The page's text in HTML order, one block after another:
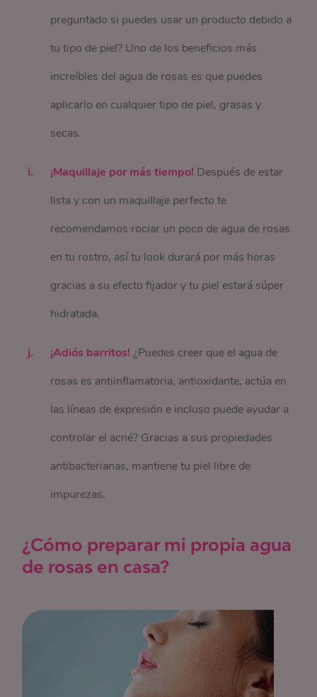
preguntado si puedes usar un producto debido a
tu tipo de piel? Uno de los beneficios más
increíbles del agua de rosas es que puedes
aplicarlo en cualquier tipo de piel, grasas y
secas.
¡Maquillaje por más tiempo! Después de estar
lista y con un maquillaje perfecto te
recomendamos rociar un poco de agua de rosas
en tu rostro, así tu look durará por más horas
gracias a su efecto fijador y tu piel estará súper
hidratada.
¡Adiós barritos!¿Puedes creer que el agua de
rosas es antiinflamatoria, antioxidante, actúa en
las líneas de expresión e incluso puede ayudar a
controlar el acné? Gracias a sus propiedades
antibacterianas, mantiene tu piel libre de
impurezas.
¿Cómo preparar mi propia agua
de rosas en casa?